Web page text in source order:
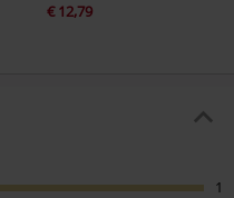
€ 12,79
1